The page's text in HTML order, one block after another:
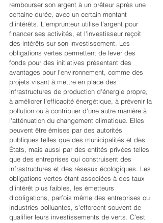
rembourser son argent à un prêteur après une
certaine durée, avec un certain montant
d'intérêts. L'emprunteur utilise l'argent pour
financer ses activités, et l'investisseur reçoit
des intérêts sur son investissement. Les
obligations vertes permettent de lever des
fonds pour des initiatives présentant des
avantages pour l'environnement, comme des
projets visant à mettre en place des
infrastructures de production d'énergie propre,
à améliorer l'efficacité énergétique, à prévenir la
pollution ou à contribuer d'une autre manière à
l'atténuation du changement climatique. Elles
peuvent être émises par des autorités
publiques telles que des municipalités et des
États, mais aussi par des entités privées telles
que des entreprises qui construisent des
infrastructures et des réseaux écologiques. Les
obligations vertes étant associées à des taux
d'intérêt plus faibles, les émetteurs
d'obligations, parfois même des entreprises ou
industries polluantes, s'efforcent souvent de
qualifier leurs investissements de verts. C'est